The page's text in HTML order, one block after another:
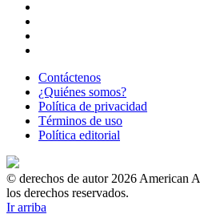
Contáctenos
¿Quiénes somos?
Política de privacidad
Términos de uso
Política editorial
© derechos de autor 2026 American
los derechos reservados.
Ir arriba